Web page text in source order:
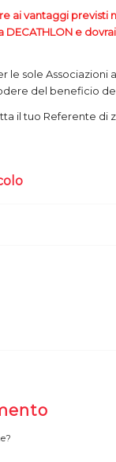
ai vantaggi previsti
e
le sole Associazioni
del beneficio
il tuo Referente di